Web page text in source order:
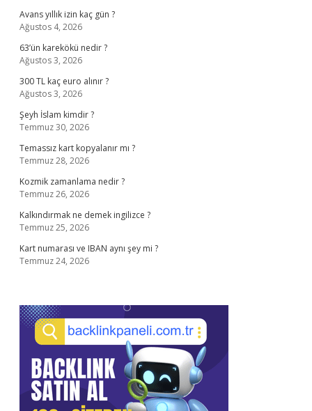
Avans yıllık izin kaç gün ?
Ağustos 4, 2026
63’ün karekökü nedir ?
Ağustos 3, 2026
300 TL kaç euro alınır ?
Ağustos 3, 2026
Şeyh İslam kimdir ?
Temmuz 30, 2026
Temassız kart kopyalanır mı ?
Temmuz 28, 2026
Kozmik zamanlama nedir ?
Temmuz 26, 2026
Kalkındırmak ne demek ingilizce ?
Temmuz 25, 2026
Kart numarası ve IBAN aynı şey mi ?
Temmuz 24, 2026